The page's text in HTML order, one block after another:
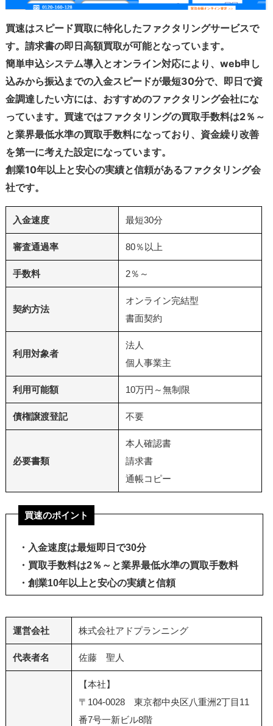
買速はスピード買取に特化したファクタリングサービスで
す。請求書の即日高額買取が可能となっています。
簡単申込システム導入とオンライン対応により、web申し
込みから振込までの入金スピードが最短30分で、即日で資
金調達したい方には、おすすめのファクタリング会社にな
っています。買速ではファクタリングの買取手数料は2％～
と業界最低水準の買取手数料になっており、資金繰り改善
を第一に考えた設定になっています。
創業10年以上と安心の実績と信頼があるファクタリング会
社です。
入金速度 最短30分
審査通過率 80％以上
手数料 2％～
契約方法
オンライン完結型
書面契約
利用対象者
法人
個人事業主
利用可能額 10万円～無制限
債権譲渡登記 不要
必要書類
本人確認書
請求書
通帳コピー
買速のポイント
・入金速度は最短即日で30分
・買取手数料は2％～と業界最低水準の買取手数料
・創業10年以上と安心の実績と信頼
運営会社 株式会社アドプランニング
代表者名 佐藤 聖人
【本社】
〒104-0028 東京都中央区八重洲2丁目11
番7号一新ビル8階